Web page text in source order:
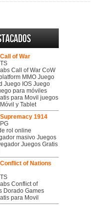
of War
Call of War CoW
MMO Juego
Juego IOS Juego
para móviles
para Movil juegos
y Tablet
1914
rol online
masivo Juegos
Juegos Gratis
of Nations
Conflict of
Dorado Games
para Movil